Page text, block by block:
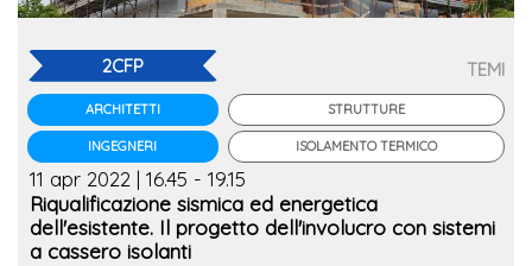
2CFP
ARCHITETTI
INGEGNERI
TEMI
STRUTTURE
ISOLAMENTO TERMICO
11 apr 2022 | 16.45 - 19.15
Riqualificazione sismica ed energetica
dell'esistente. Il progetto dell'involucro con sistemi
a cassero isolanti